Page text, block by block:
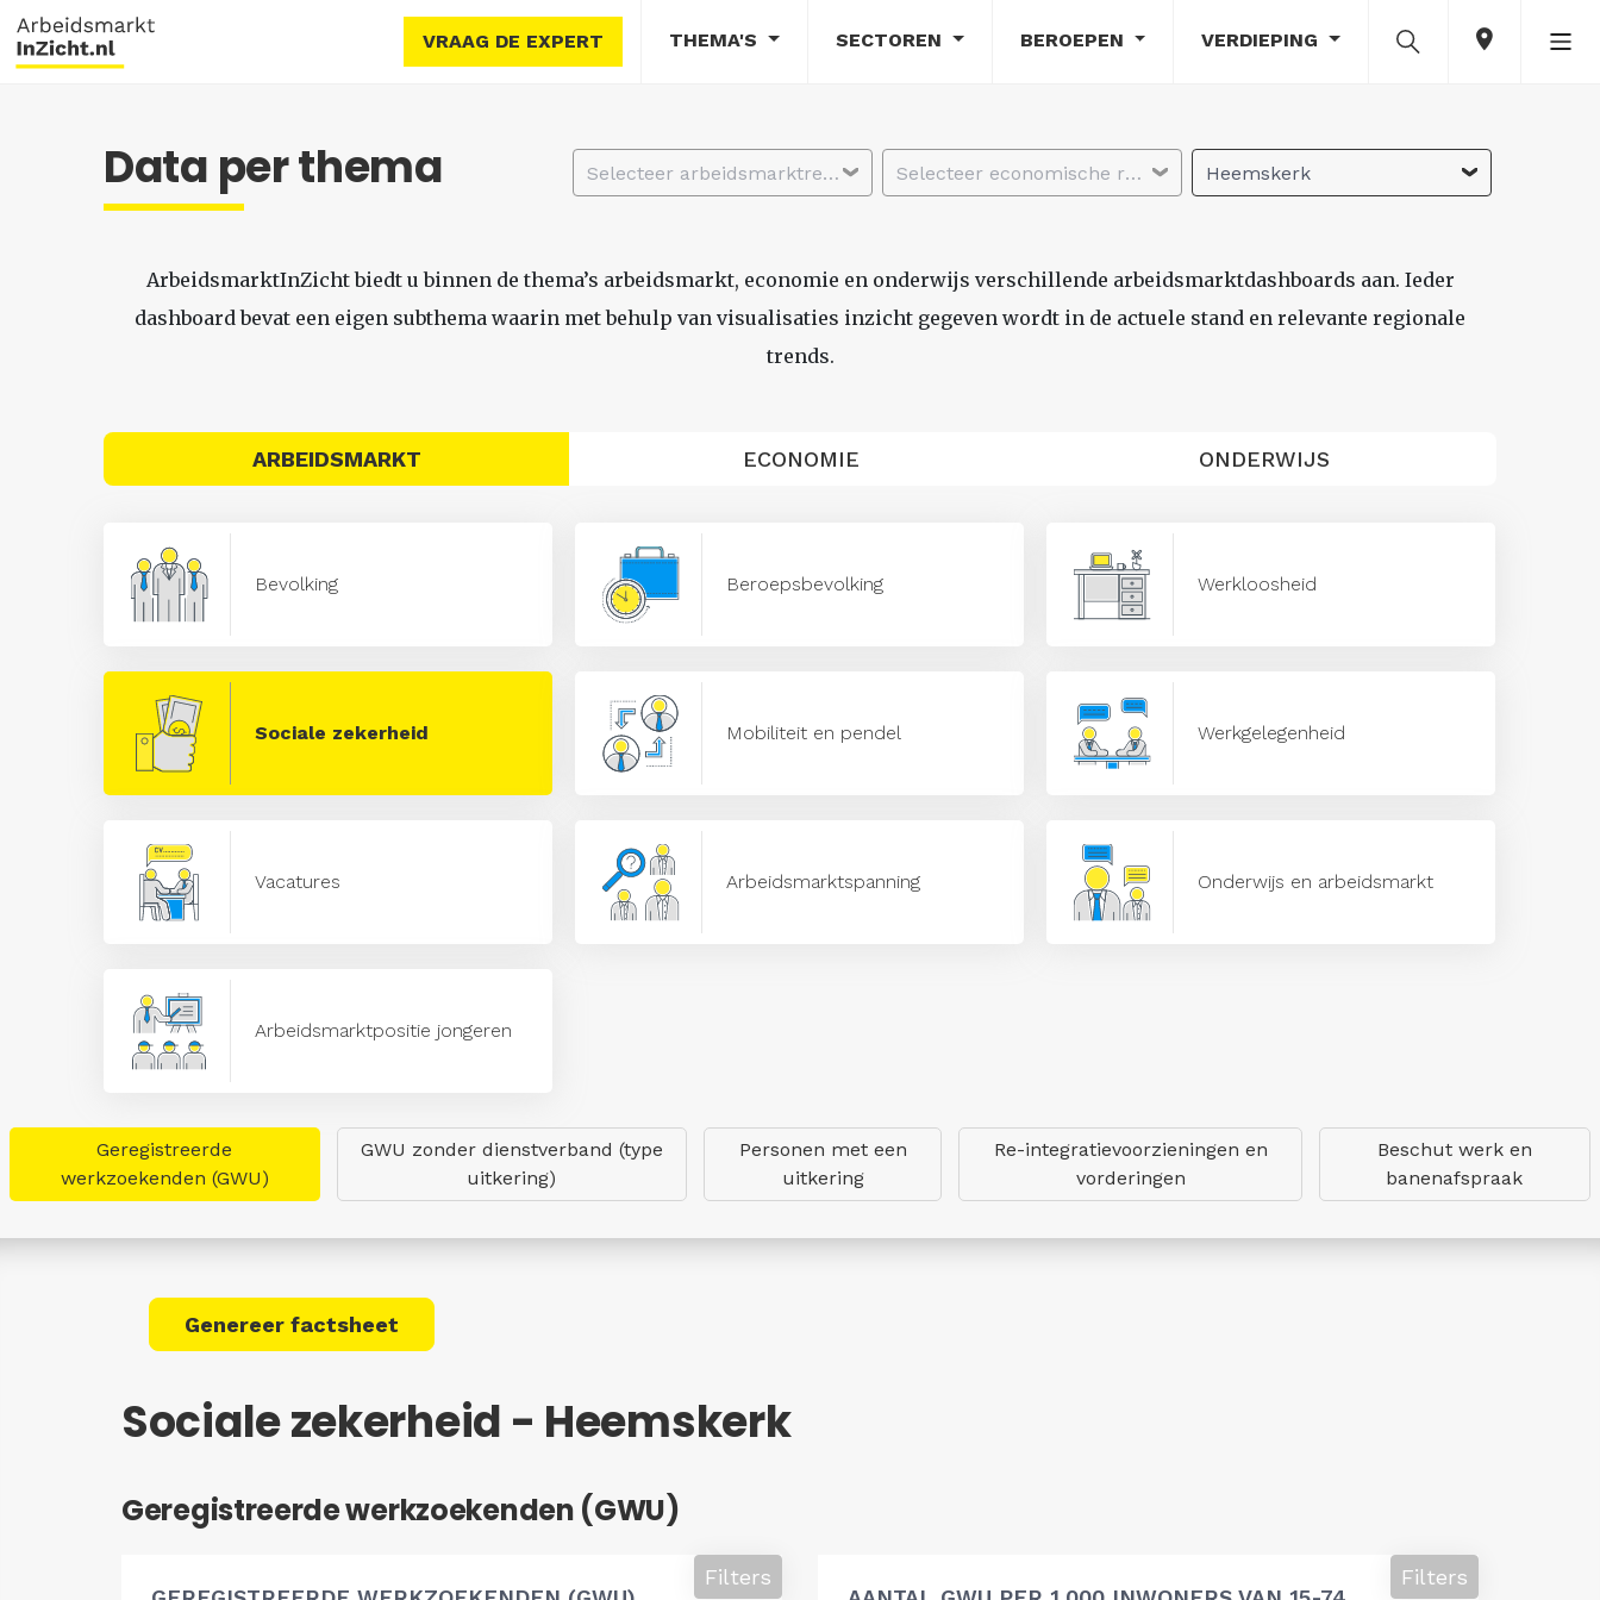
VRAAG DE EXPERT THEMA'S SECTOREN BEROEPEN VERDIEPING
Data per thema Selecteer arbeidsmarktregio Selecteer economische regio Heemskerk
ArbeidsmarktInZicht biedt u binnen de thema’s arbeidsmarkt, economie en onderwijs verschillende arbeidsmarktdashboards aan. Ieder
dashboard bevat een eigen subthema waarin met behulp van visualisaties inzicht gegeven wordt in de actuele stand en relevante regionale
trends.
ARBEIDSMARKT ECONOMIE ONDERWIJS
Bevolking Beroepsbevolking Werkloosheid
Sociale zekerheid Mobiliteit en pendel Werkgelegenheid
Vacatures Arbeidsmarktspanning Onderwijs en arbeidsmarkt
Arbeidsmarktpositie jongeren
Geregistreerde
werkzoekenden (GWU)
GWU zonder dienstverband (type
uitkering)
Personen met een
uitkering
Re-integratievoorzieningen en
vorderingen
Beschut werk en
banenafspraak
Genereer factsheet
Sociale zekerheid - Heemskerk
Geregistreerde werkzoekenden (GWU)
Filters
Filters